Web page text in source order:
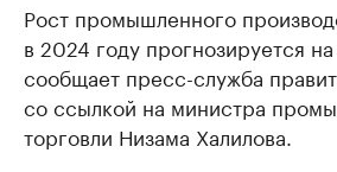
Рост промышленного
в 2024 году прогнозируется на
сообщает пресс-служба
со ссылкой на министра
торговли Низама Халилова.